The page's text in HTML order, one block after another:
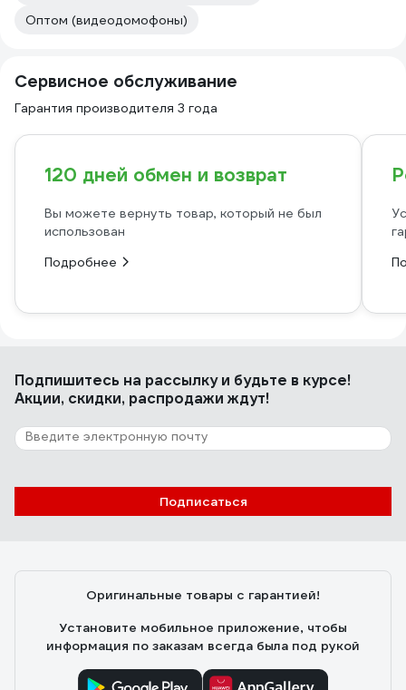
Оптом (видеодомофоны)
Сервисное обслуживание
Гарантия производителя 3 года
120 дней обмен и возврат
Вы можете вернуть товар, который не был
использован
Подробнее
Подпишитесь на рассылкуи будьте в курсе!
Акции, скидки, распродажи ждут!
Подписаться
Оригинальные товары с гарантией!
Установите мобильное приложение, чтобы
информация по заказам всегда была под рукой